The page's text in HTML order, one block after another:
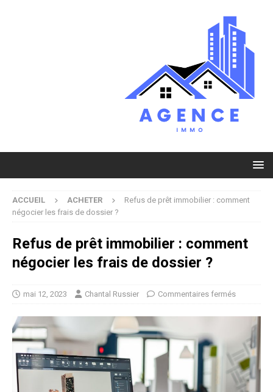
ACCUEIL ACHETER
Refus de prêt immobilier : comment
négocier les frais de dossier ?
Refus de prêt immobilier : comment
négocier les frais de dossier ?
mai 12, 2023 Chantal Russier Commentaires fermés